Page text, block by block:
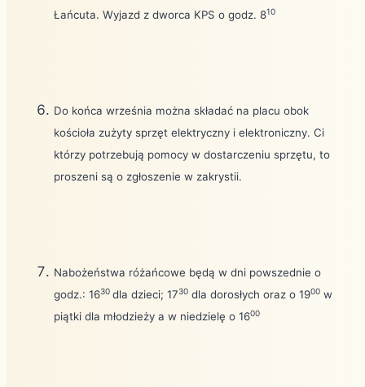
Łańcuta. Wyjazd z dworca KPS o godz. 810
Do końca września można składać na placu obok
kościoła zużyty sprzęt elektryczny i elektroniczny. Ci
którzy potrzebują pomocy w dostarczeniu sprzętu, to
proszeni są o zgłoszenie w zakrystii.
Nabożeństwa różańcowe będą w dni powszednie o
godz.: 1630 dla dzieci; 1730 dla dorosłych oraz o 1900 w
piątki dla młodzieży a w niedzielę o 1600